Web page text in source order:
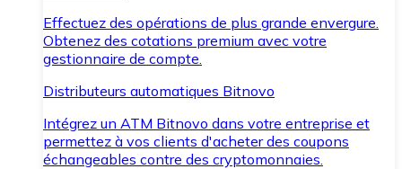
Effectuez des opérations de plus grande envergure.
Obtenez des cotations premium avec votre
gestionnaire de compte.
Distributeurs automatiques Bitnovo
Intégrez un ATM Bitnovo dans votre entreprise et
permettez à vos clients d'acheter des coupons
échangeables contre des cryptomonnaies.